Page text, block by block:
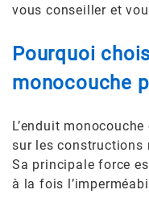
vous conseiller et
Pourquoi
monocouche
L’enduit
sur les constructions
Sa principale force
à la fois